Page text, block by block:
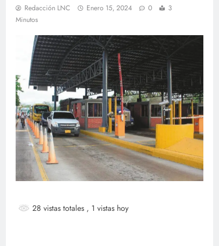
Redacción LNC Enero 15, 2024 0
3
Minutos
28 vistas totales , 1 vistas hoy